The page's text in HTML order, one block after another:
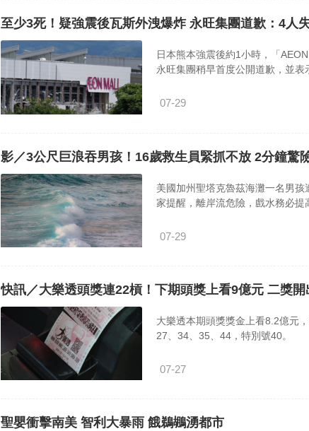
至少3死！疑強震後瓦斯外洩爆炸 永旺集團道歉：4人
日本熊本強震後約1小時，「
永旺集團稍早首度公開道歉，並表
07-29
影／3公尺巨浪吞男孩！16歲救生員緊抓不放 2分鐘驚
美國加州聖塔克魯茲海灘一名男
家提醒，離岸流危險，戲水務必提
07-29
快訊／大樂透頭獎連22槓！下期頭獎上看9億元 二獎開
大樂透本期頭獎獎金上看8.2億元
27、34、35、44，特別號40。
07-27
聖嬰衝擊南美 智利大暴雨 餓鵜鶘湧都市